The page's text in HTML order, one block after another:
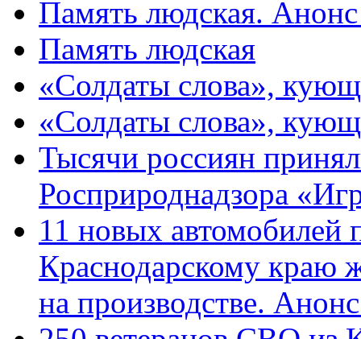
Память людская.
Память людская
«Солдаты слова»,
«Солдаты слова»,
Тысячи россиян
Росприроднадзора
11 новых автомобилей
Краснодарскому краю
на производстве.